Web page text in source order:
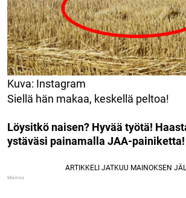
Kuva: Instagram
Siellä hän makaa, keskellä peltoa!
Löysitkö naisen? Hyvää työtä!
ystäväsi painamalla JAA-painiketta!